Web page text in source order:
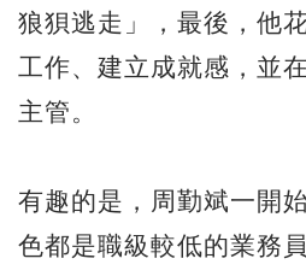
狼狽逃走」，最後，他
工作、建立成就感，並
主管。
有趣的是，周勤斌一開
色都是職級較低的業務